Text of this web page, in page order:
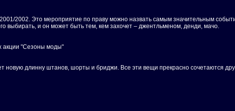
2002. Это мероприятие по праву можно назвать самым значительным
выбирать, и он может быть тем, кем захочет – джентльменом, денди, мачо.
акции "Сезоны моды"
новую длинну штанов, шорты и бриджи. Все эти вещи прекрасно сочетаются